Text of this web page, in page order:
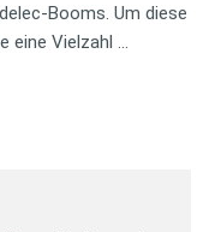
Booms. Um diese
eine Vielzahl …